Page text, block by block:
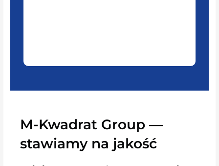
M-Kwadrat Group —
stawiamy na jakość